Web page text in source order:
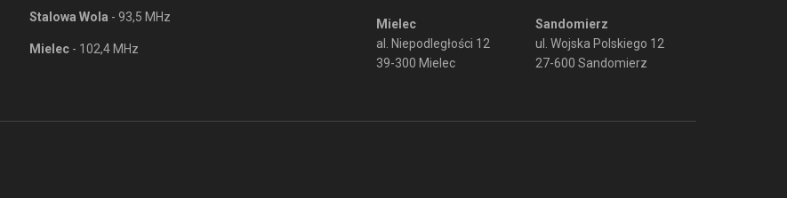
Stalowa Wola - 93,5 MHz
Mielec - 102,4 MHz
Mielec
al. Niepodległości 12
39-300 Mielec
Sandomierz
ul. Wojska Polskiego 12
27-600 Sandomierz